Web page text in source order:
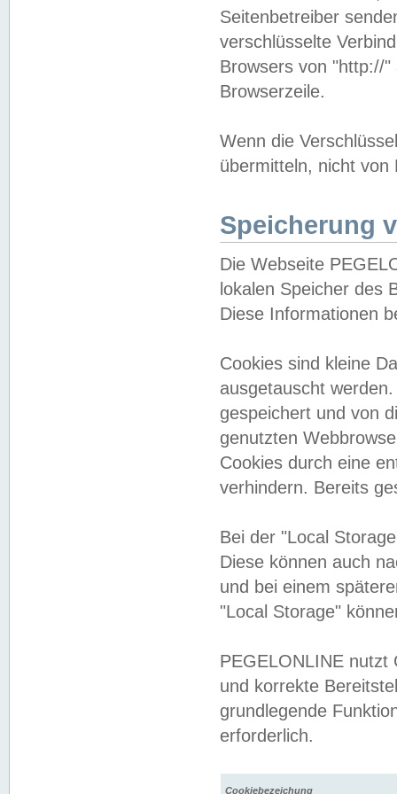
Seitenbetreiber
verschlüsselte
Browsers von "http://
Browserzeile.
Wenn die
übermitteln, nicht von
Speicherung
Die Webseite
lokalen Speicher des
Diese Informationen
Cookies sind kleine
ausgetauscht
gespeichert und von
genutzten
Cookies durch eine
verhindern. Bereits
Bei der "Local
Diese können auch
und bei einem
"Local Storage"
PEGELONLINE nutzt
und korrekte
grundlegende
erforderlich.
Cookiebezeichung